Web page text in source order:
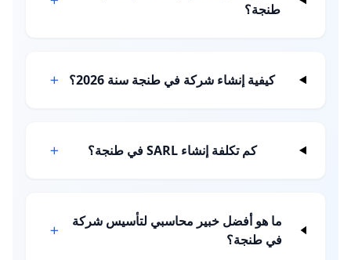
طنجة؟
كيفية إنشاء شركة في طنجة سنة 2026؟
كم تكلفة إنشاء SARL في طنجة؟
ما هو أفضل خبير محاسبي لتأسيس شركة
في طنجة؟